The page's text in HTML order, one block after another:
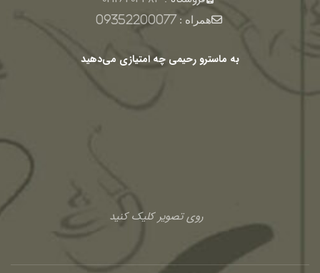
همراه :09352200077
به ماسترو رحیمی چه امتیازی می‌دهید
روی تصویر کلیک کنید